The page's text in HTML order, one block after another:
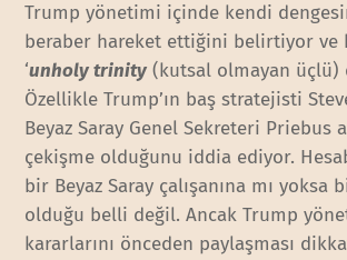
Trump yönetimi içinde kendi
beraber hareket ettiğini belirtiyor ve
‘unholy trinity (kutsal olmayan üçlü)
Özellikle Trump’ın baş stratejisti
Beyaz Saray Genel Sekreteri Priebus
çekişme olduğunu iddia ediyor.
bir Beyaz Saray çalışanına mı yoksa
olduğu belli değil. Ancak Trump
kararlarını önceden paylaşması